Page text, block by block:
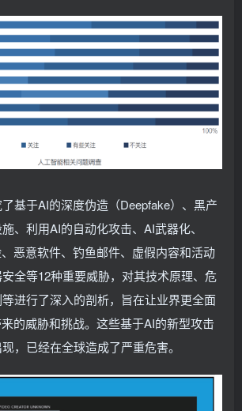
了基于AI的深度伪造（Deepfake）、黑产
、利用AI的自动化攻击、AI武器化、
恶意软件、钓鱼邮件、虚假内容和活动
全等12种重要威胁，对其技术原理、危
进行了深入的剖析，旨在让业界更全面
的威胁和挑战。这些基于AI的新型攻击
，已经在全球造成了严重危害。